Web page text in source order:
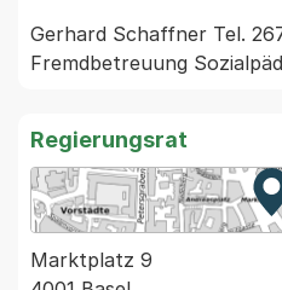
Gerhard Schaffner Tel.
Regierungsrat
Marktplatz 9